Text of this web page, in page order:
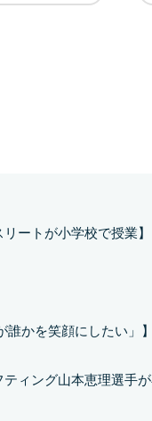
ートが小学校で授業】
かを笑顔にしたい」】
ィング山本恵理選